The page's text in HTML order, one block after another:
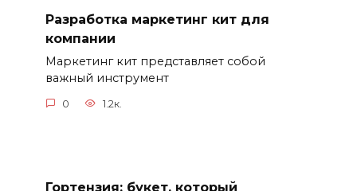
Разработка маркетинг кит для
компании
Маркетинг кит представляет собой
важный инструмент
0 1.2к.
Гортензия: букет, который